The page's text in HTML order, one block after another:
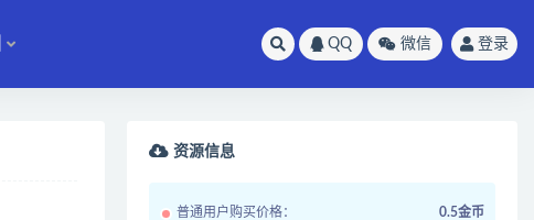
QQ 微信 登录
资源信息
普通用户购买价格： 0.5金币